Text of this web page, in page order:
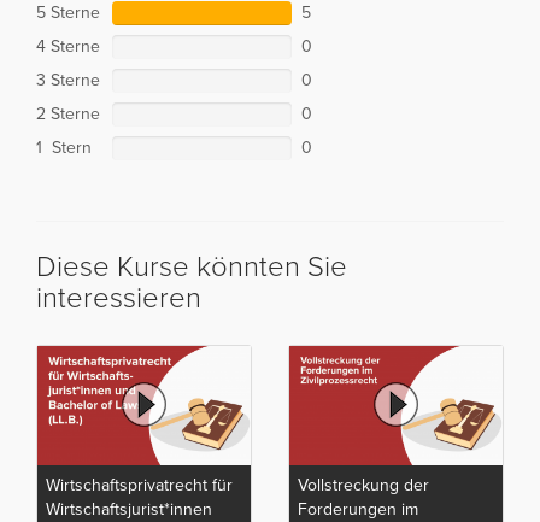
5 Sterne
5
4 Sterne
0
3 Sterne
0
2 Sterne
0
1 Stern
0
Diese Kurse könnten Sie
interessieren
Wirtschaftsprivatrecht für
Wirtschaftsjurist*innen
Vollstreckung der
Forderungen im